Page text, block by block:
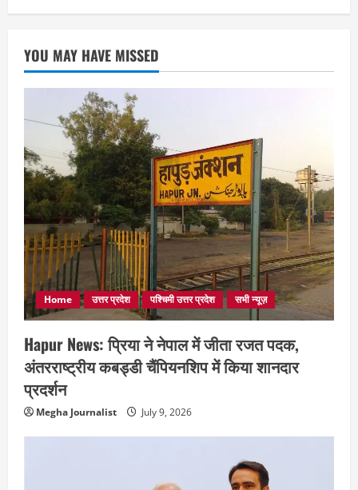
YOU MAY HAVE MISSED
Home उत्तर प्रदेश पश्चिमी उत्तर प्रदेश सभी न्यूज़
Hapur News: प्रिया ने नेपाल में जीता रजत पदक,
अंतरराष्ट्रीय कबड्डी चैंपियनशिप में किया शानदार
प्रदर्शन
Megha Journalist July 9, 2026